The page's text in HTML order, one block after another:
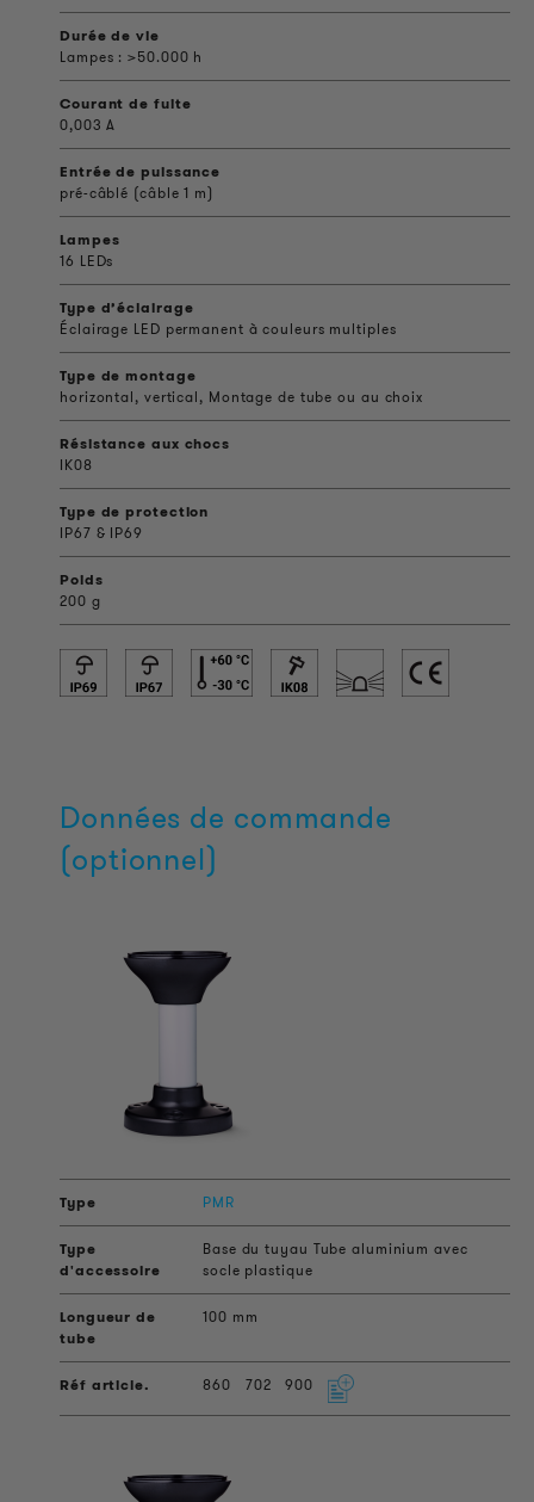
Durée de vie
Lampes : >50.000 h
Courant de fuite
0,003 A
Entrée de puissance
pré-câblé (câble 1 m)
Lampes
16 LEDs
Type d’éclairage
Éclairage LED permanent à couleurs multiples
Type de montage
horizontal, vertical, Montage de tube ou au choix
Résistance aux chocs
IK08
Type de protection
IP67 & IP69
Poids
200 g
Données de commande
(optionnel)
PMR
Base du tuyau Tube aluminium avec
socle plastique
100 mm
860 702 900